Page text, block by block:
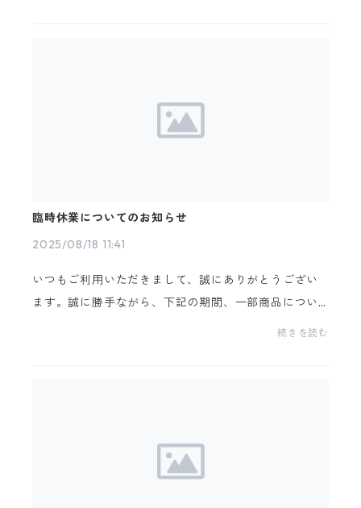
臨時休業についてのお知らせ
2025/08/18 11:41
いつもご利用いただきまして、誠にありがとうござい
ます。誠に勝手ながら、下記の期間、一部商品につい
ての販売を臨時休業とさせていただきます。なお、
続きを読む